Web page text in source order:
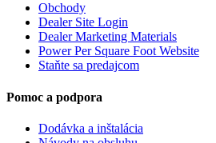
Obchody
Dealer Site Login
Dealer Marketing Materials
Power Per Square Foot Website
Staňte sa predajcom
Pomoc a podpora
Dodávka a inštalácia